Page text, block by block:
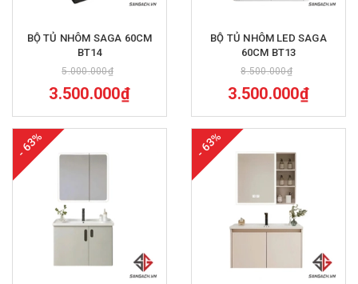
BỘ TỦ NHÔM SAGA 60CM
BT14
5.000.000₫
3.500.000₫
BỘ TỦ NHÔM LED SAGA
60CM BT13
8.500.000₫
3.500.000₫
- 63% - 63%